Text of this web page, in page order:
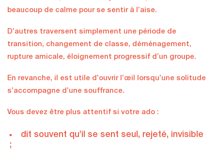
beaucoup de calme pour se sentir à l’aise.
D’autres traversent simplement une période de
transition, changement de classe, déménagement,
rupture amicale, éloignement progressif d’un groupe.
En revanche, il est utile d’ouvrir l’œil lorsqu’une solitude
s’accompagne d’une souffrance.
Vous devez être plus attentif si votre ado :
dit souvent qu’il se sent seul, rejeté, invisible
;